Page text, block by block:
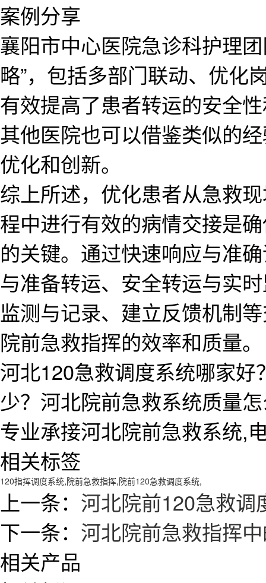
案例分享
襄阳市中心医院急诊科护理
略”，包括多部门联动、优化
有效提高了患者转运的安全
其他医院也可以借鉴类似的
优化和创新。
综上所述，优化患者从急救
程中进行有效的病情交接是
的关键。通过快速响应与准
与准备转运、安全转运与实
监测与记录、建立反馈机制
院前急救指挥的效率和质量。
河北120急救调度系统哪家
少？河北院前急救系统质量
专业承接河北院前急救系统,
相关标签
120指挥调度系统,院前急救指挥,院前120急救调度系统,
上一条： 河北院前120急救调
下一条： 河北院前急救指挥
相关产品